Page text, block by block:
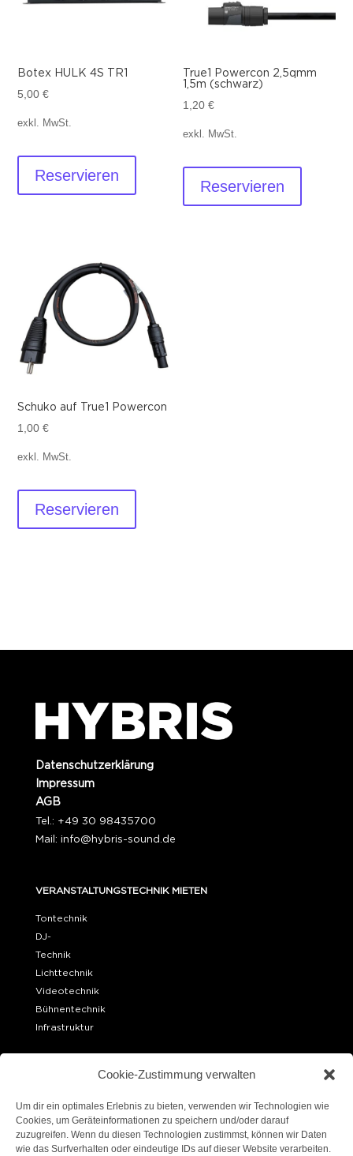
Cookie-Zustimmung verwalten
Um dir ein optimales Erlebnis zu bieten, verwenden wir Technologien wie
Cookies, um Geräteinformationen zu speichern und/oder darauf
zuzugreifen. Wenn du diesen Technologien zustimmst, können wir Daten
wie das Surfverhalten oder eindeutige IDs auf dieser Website verarbeiten.
Botex HULK 4S TR1
5,00€
exkl. MwSt.
Reservieren
True1 Powercon 2,5qmm
1,5m (schwarz)
1,20€
exkl. MwSt.
Reservieren
Schuko auf True1 Powercon
1,00€
exkl. MwSt.
Reservieren
Datenschutzerklärung
Impressum
AGB
Tel.: +49 30 98435700
Mail: info@hybris-sound.de
VERANSTALTUNGSTECHNIK MIETEN
Tontechnik
DJ-
Technik
Lichttechnik
Videotechnik
Bühnentechnik
Infrastruktur
OFFICE BERLIN
10439 Berlin
LAGER BERLIN